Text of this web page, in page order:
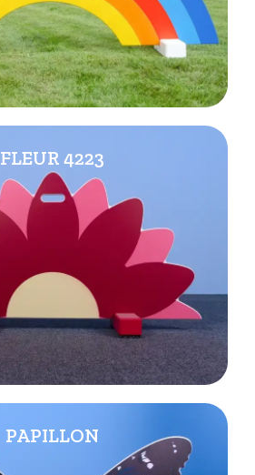
FLEUR 4223
PAPILLON